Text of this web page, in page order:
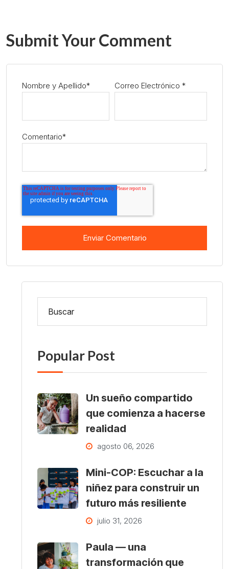
Submit Your Comment
Nombre y Apellido* Correo Electrónico *
Comentario*
Popular Post
Un sueño compartido
que comienza a hacerse
realidad
agosto 06, 2026
Mini-COP: Escuchar a la
niñez para construir un
futuro más resiliente
julio 31, 2026
Paula — una
transformación que